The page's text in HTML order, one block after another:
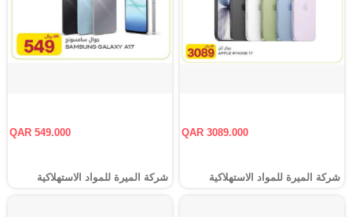
QAR 3089.000
شركة الميرة للمواد الاستهلاكية
QAR 549.000
شركة الميرة للمواد الاستهلاكية